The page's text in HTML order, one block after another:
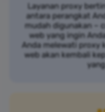
Layanan proxy
antara perangkat
mudah digunakan –
web yang ingin
Anda melewati proxy
web akan kembali